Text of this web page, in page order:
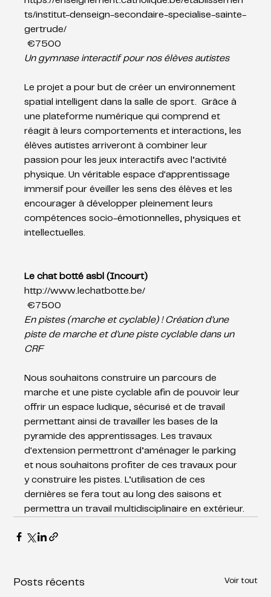
ts/institut-denseign-secondaire-specialise-sainte-
gertrude/
€7500
Un gymnase interactif pour nos élèves autistes
Le projet a pour but de créer un environnement
spatial intelligent dans la salle de sport.  Grâce à
une plateforme numérique qui comprend et
réagit à leurs comportements et interactions, les
élèves autistes arriveront à combiner leur
passion pour les jeux interactifs avec l’activité
physique. Un véritable espace d'apprentissage
immersif pour éveiller les sens des élèves et les
encourager à développer pleinement leurs
compétences socio-émotionnelles, physiques et
intellectuelles.
Le chat botté asbl (Incourt)
http://www.lechatbotte.be/
€7500
En pistes (marche et cyclable) ! Création d'une
piste de marche et d'une piste cyclable dans un
CRF
Nous souhaitons construire un parcours de
marche et une piste cyclable afin de pouvoir leur
offrir un espace ludique, sécurisé et de travail
permettant ainsi de travailler les bases de la
pyramide des apprentissages. Les travaux
d'extension permettront d’aménager le parking
et nous souhaitons profiter de ces travaux pour
y construire les pistes. L’utilisation de ces
dernières se fera tout au long des saisons et
permettra un travail multidisciplinaire en extérieur.
Posts récents Voir tout